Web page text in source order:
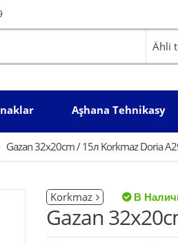
Aşhana Tehnikasy
Gazan 32x20cm / 15л Korkmaz Doria
Korkmaz
Gazan